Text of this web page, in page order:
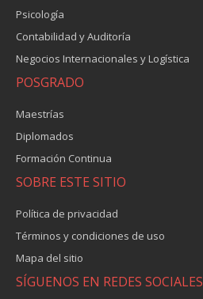
Psicología
Contabilidad y Auditoría
Negocios Internacionales y Logística
POSGRADO
Maestrías
Diplomados
Formación Continua
SOBRE ESTE SITIO
Política de privacidad
Términos y condiciones de uso
Mapa del sitio
SÍGUENOS EN REDES SOCIALES